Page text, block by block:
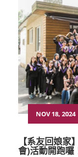
NOV 18, 2024
【系友回娘
會)活動開跑囉